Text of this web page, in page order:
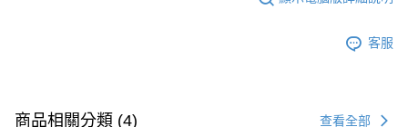
客服
商品相關分類 (4) 查看全部